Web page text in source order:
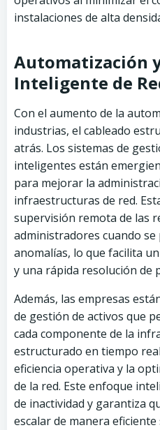
instalaciones de alta
Automatización
Inteligente de
Con el aumento de la
industrias, el cableado
atrás. Los sistemas de
inteligentes están
para mejorar la
infraestructuras de red.
supervisión remota de las
administradores cuando
anomalías, lo que facilita
y una rápida resolución de
Además, las empresas
de gestión de activos que
cada componente de la
estructurado en tiempo
eficiencia operativa y la
de la red. Este enfoque
de inactividad y garantiza
escalar de manera